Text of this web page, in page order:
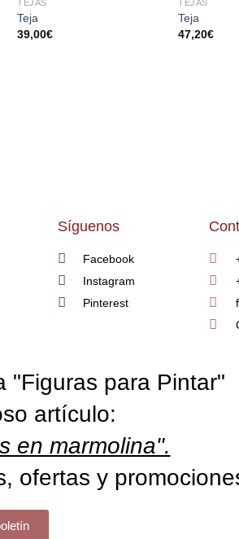
TEJAS
Teja
39,00€
TEJAS
Teja
47,20€
Síguenos
Facebook
Instagram
Pinterest
"Figuras para Pintar"
artículo:
en marmolina".
ofertas y